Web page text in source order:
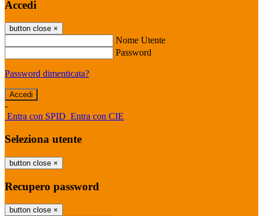
Accedi
button close ×
Nome Utente
Password
Password dimenticata?
-
Entra con SPID Entra con CIE
Seleziona utente
button close ×
Recupero password
button close ×